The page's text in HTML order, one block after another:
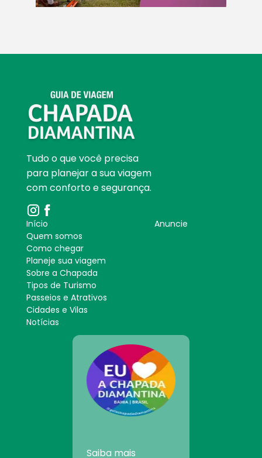
Tudo o que você precisa
para planejar a sua viagem
com conforto e segurança.
Início
Quem somos
Como chegar
Planeje sua viagem
Sobre a Chapada
Tipos de Turismo
Passeios e Atrativos
Cidades e Vilas
Notícias
Anuncie
Saiba mais